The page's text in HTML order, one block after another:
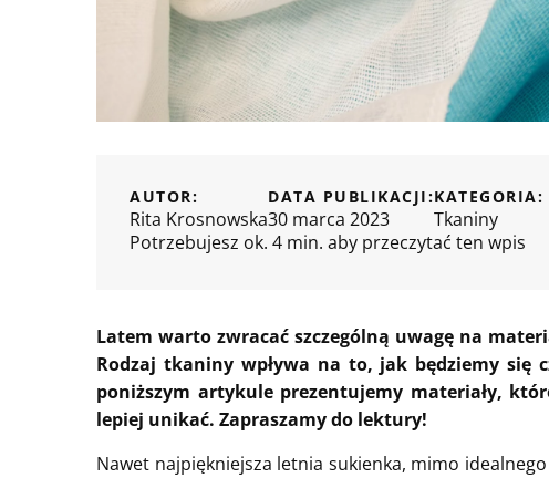
AUTOR:
Rita Krosnowska
DATA PUBLIKACJI:
30 marca 2023
KATEGORIA:
Tkaniny
Potrzebujesz ok. 4 min. aby przeczytać ten wpis
Latem warto zwracać szczególną uwagę na
Rodzaj tkaniny wpływa na to, jak będziemy się
poniższym artykule prezentujemy materiały,
lepiej unikać. Zapraszamy do lektury!
Nawet najpiękniejsza letnia sukienka, mimo